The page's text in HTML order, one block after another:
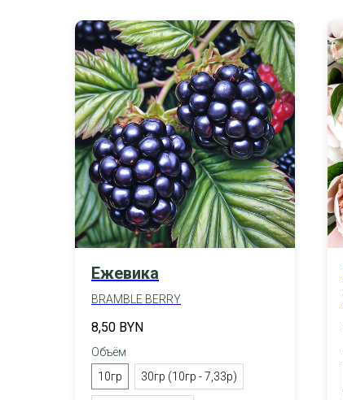
Ежевика
BRAMBLE BERRY
8,50 BYN
Объём
10гр
30гр (10гр - 7,33р)